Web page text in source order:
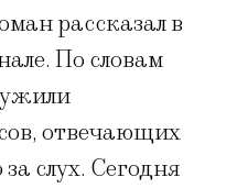
рассказал в
По словам
отвечающих
слух. Сегодня